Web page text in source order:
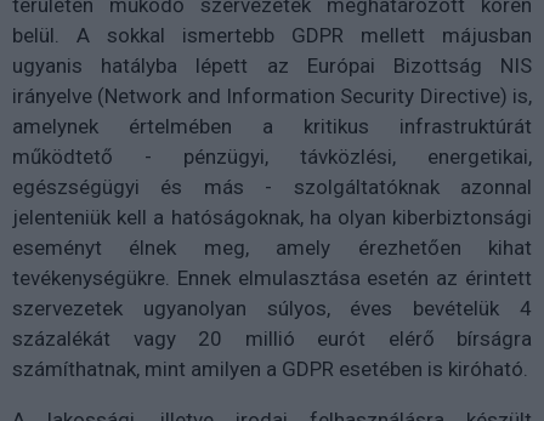
területén működő szervezetek meghatározott körén
belül. A sokkal ismertebb GDPR mellett májusban
ugyanis hatályba lépett az Európai Bizottság NIS
irányelve (Network and Information Security Directive) is,
amelynek értelmében a kritikus infrastruktúrát
működtető - pénzügyi, távközlési, energetikai,
egészségügyi és más - szolgáltatóknak azonnal
jelenteniük kell a hatóságoknak, ha olyan kiberbiztonsági
eseményt élnek meg, amely érezhetően kihat
tevékenységükre. Ennek elmulasztása esetén az érintett
szervezetek ugyanolyan súlyos, éves bevételük 4
százalékát vagy 20 millió eurót elérő bírságra
számíthatnak, mint amilyen a GDPR esetében is kiróható.